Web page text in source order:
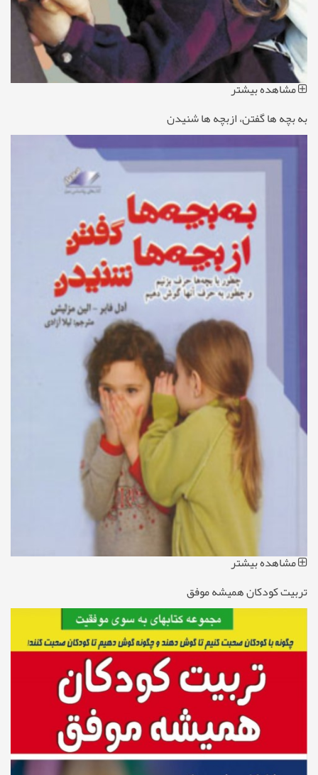
مشاهده بیشتر
به بچه ها گفتن، ازبچه ها شنیدن
مشاهده بیشتر
تربیت کودکان همیشه موفق